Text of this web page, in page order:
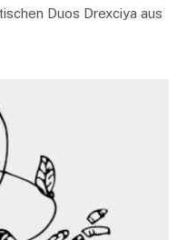
Duos Drexciya aus